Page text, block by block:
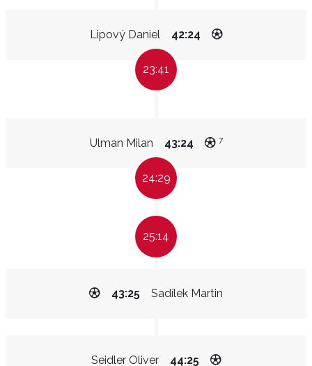
Lipový Daniel 42:24
23:41
Ulman Milan 43:24 7
24:29
25:14
Sadílek Martin
43:25
Seidler Oliver 44:25